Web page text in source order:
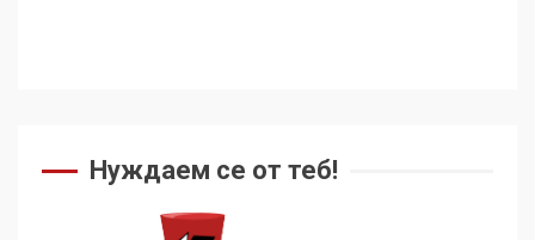
Нуждаем се от теб!